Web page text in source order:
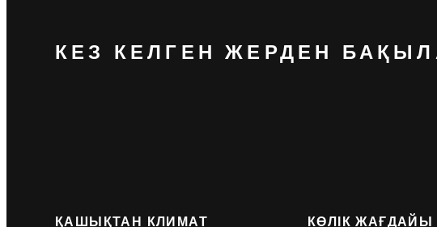
КЕЗ КЕЛГЕН ЖЕРДЕН
ҚАШЫҚТАН КЛИМАТ
КӨЛІК ЖАҒДАЙЫ